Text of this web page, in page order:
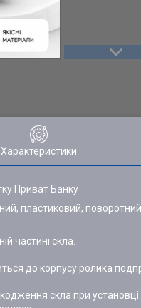
Характеристики
Приват Банку
пластиковий,
частині скла.
до корпусу ролика
скла при установці